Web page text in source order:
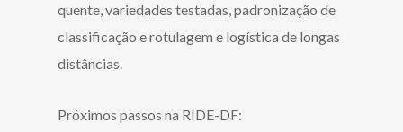
quente, variedades testadas, padronização de
classificação e rotulagem e logística de longas
distâncias.
Próximos passos na RIDE-DF: